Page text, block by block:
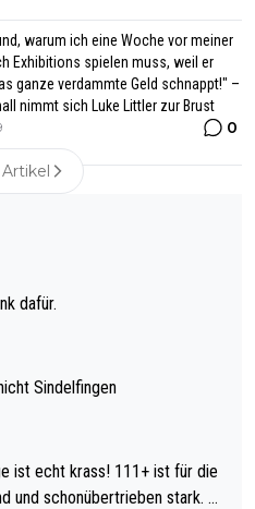
warum ich eine Woche vor meiner
Exhibitions spielen muss, weil er
ganze verdammte Geld schnappt!" –
nimmt sich Luke Littler zur Brust
0
dafür.
Sindelfingen
111+ ist für die
schonübertrieben stark. U